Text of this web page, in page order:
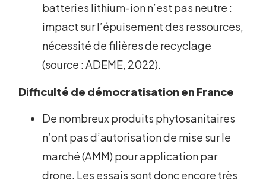
batteries lithium-ion n’est pas neutre :
impact sur l’épuisement des ressources,
nécessité de filières de recyclage
(source : ADEME, 2022).
Difficulté de démocratisation en France
De nombreux produits phytosanitaires
n’ont pas d’autorisation de mise sur le
marché (AMM) pour application par
drone. Les essais sont donc encore très